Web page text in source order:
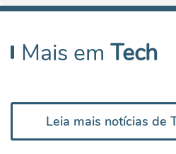
Mais em Tech
Leia mais notícias de